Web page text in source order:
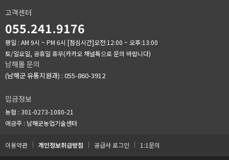
고객센터
055.241.9176
평일 : AM 9시 ~ PM 6시 [점심시간]오전:12:00 ~ 오후:13:00
토/일요일, 공휴일 휴무(카카오 채널톡으로 문의 바랍니다)
남해몰 문의
(남해군 유통지원과) : 055-860-3912
입금정보
농협 : 301-0273-1080-21
예금주 : 남해군농업기술센터
이용약관 개인정보취급방침 공급사 로그인 1:1문의